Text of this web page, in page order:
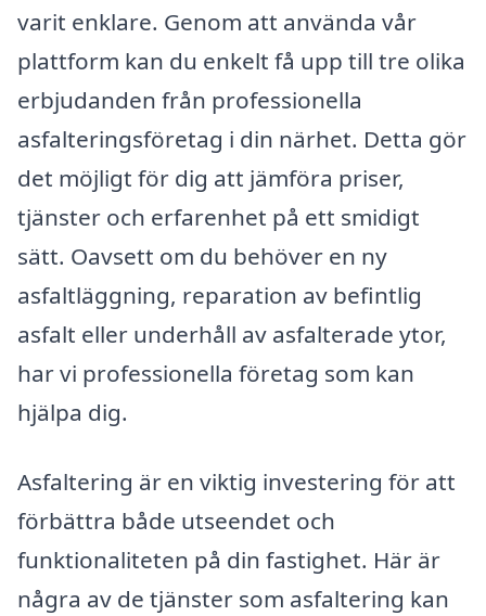
varit enklare. Genom att använda vår
plattform kan du enkelt få upp till tre olika
erbjudanden från professionella
asfalteringsföretag i din närhet. Detta gör
det möjligt för dig att jämföra priser,
tjänster och erfarenhet på ett smidigt
sätt. Oavsett om du behöver en ny
asfaltläggning, reparation av befintlig
asfalt eller underhåll av asfalterade ytor,
har vi professionella företag som kan
hjälpa dig.
Asfaltering är en viktig investering för att
förbättra både utseendet och
funktionaliteten på din fastighet. Här är
några av de tjänster som asfaltering kan